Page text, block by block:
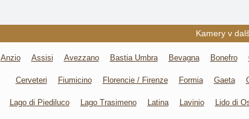
Kamery v
Anzio Assisi Avezzano Bastia Umbra Bevagna Bonefro
Cerveteri Fiumicino Florencie / Firenze Formia Gaeta
Lago di Piediluco Lago Trasimeno Latina Lavinio Lido di